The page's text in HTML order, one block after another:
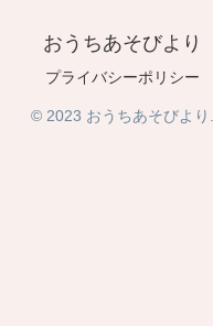
おうちあそびより
プライバシーポリシー
© 2023 おうちあそびより.